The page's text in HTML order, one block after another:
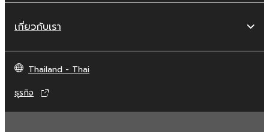
เกี่ยวกับเรา
Thailand - Thai
ธุรกิจ